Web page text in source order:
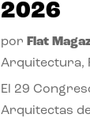
2026
por Flat
Arquitectura,
El 29
Arquitectas